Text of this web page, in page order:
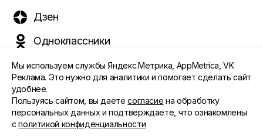
Дзен
Одноклассники
©️ 2015 - 2026 Интернет-журнал «Морс». Все права
защищены
ПОЛИТИКА ОБРАБОТКИ ПЕРСОНАЛЬНЫХ ДАННЫХ
Мы используем службы Яндекс.Метрика, AppMetrica, VK
Реклама. Это нужно для аналитики и помогает сделать сайт
удобнее.
Пользуясь сайтом, вы даетесогласие на обработку
персональных данных и подтверждаете, что ознакомлены
сполитикой конфиденциальности